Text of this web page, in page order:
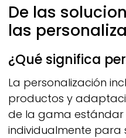
De las
las
¿Qué significa
La personalización
productos y
de la gama estándar
individualmente para